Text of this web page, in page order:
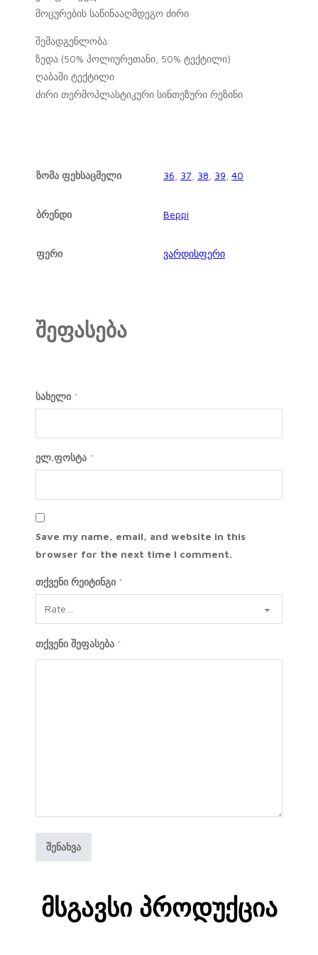
მოცურების საწინააღმდეგო ძირი
შემადგენლობა:
ზედა (50% პოლიურეთანი, 50% ტექტილი)
ღაბაში ტექტილი
ძირი თერმოპლასტიკური სინთეზური რეზინი
ზომა ფეხსაცმელი 36 37 38 39 40
ბრენდი Beppi
ფერი ვარდისფერი
შეფასება
სახელი *
ელ.ფოსტა *
Save my name, email, and website in this
browser for the next time I comment.
თქვენი რეიტინგი *
თქვენი შეფასება *
Მსგავსი Პროდუქცია